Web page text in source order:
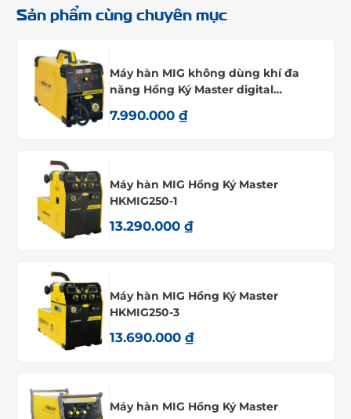
Sản phẩm cùng chuyên mục
Máy hàn MIG không dùng khí đa
năng Hồng Ký Master digital
7.990.000 ₫
Máy hàn MIG Hồng Ký Master
HKMIG250-1
13.290.000 ₫
Máy hàn MIG Hồng Ký Master
HKMIG250-3
13.690.000 ₫
Máy hàn MIG Hồng Ký Master